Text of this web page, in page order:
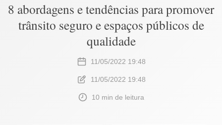
8 abordagens e tendências para promover
trânsito seguro e espaços públicos de
qualidade
11/05/2022 19:48
11/05/2022 19:48
10 min de leitura